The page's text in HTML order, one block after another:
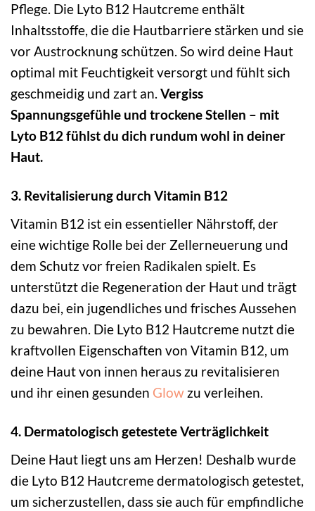
Pflege. Die Lyto B12 Hautcreme enthält
Inhaltsstoffe, die die Hautbarriere stärken und sie
vor Austrocknung schützen. So wird deine Haut
optimal mit Feuchtigkeit versorgt und fühlt sich
geschmeidig und zart an. Vergiss
Spannungsgefühle und trockene Stellen – mit
Lyto B12 fühlst du dich rundum wohl in deiner
Haut.
3. Revitalisierung durch Vitamin B12
Vitamin B12 ist ein essentieller Nährstoff, der
eine wichtige Rolle bei der Zellerneuerung und
dem Schutz vor freien Radikalen spielt. Es
unterstützt die Regeneration der Haut und trägt
dazu bei, ein jugendliches und frisches Aussehen
zu bewahren. Die Lyto B12 Hautcreme nutzt die
kraftvollen Eigenschaften von Vitamin B12, um
deine Haut von innen heraus zu revitalisieren
und ihr einen gesunden Glow zu verleihen.
4. Dermatologisch getestete Verträglichkeit
Deine Haut liegt uns am Herzen! Deshalb wurde
die Lyto B12 Hautcreme dermatologisch getestet,
um sicherzustellen, dass sie auch für empfindliche